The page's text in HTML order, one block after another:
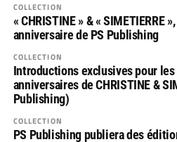
COLLECTION
« CHRISTINE » & « SIMETIERRE
anniversaire de PS Publishing
COLLECTION
Introductions exclusives pour
anniversaires de CHRISTINE &
Publishing)
COLLECTION
PS Publishing publiera des